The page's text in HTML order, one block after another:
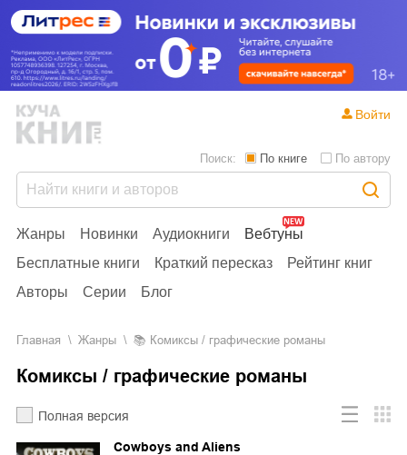
Жанры Новинки Аудиокниги
Вебтуны
Бесплатные книги
Краткий пересказ
Рейтинг книг
Авторы
Серии Блог
Поиск: По книге По автору
Войти
Главная Жанры Комиксы / графические романы
Комиксы / графические романы
Полная версия
Cowboys and Aliens